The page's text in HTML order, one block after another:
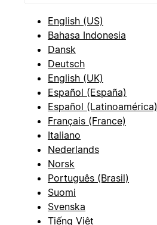
English (US)
Bahasa Indonesia
Dansk
Deutsch
English (UK)
Español (España)
Español (Latinoamérica)
Français (France)
Italiano
Nederlands
Norsk
Português (Brasil)
Suomi
Svenska
Tiếng Việt